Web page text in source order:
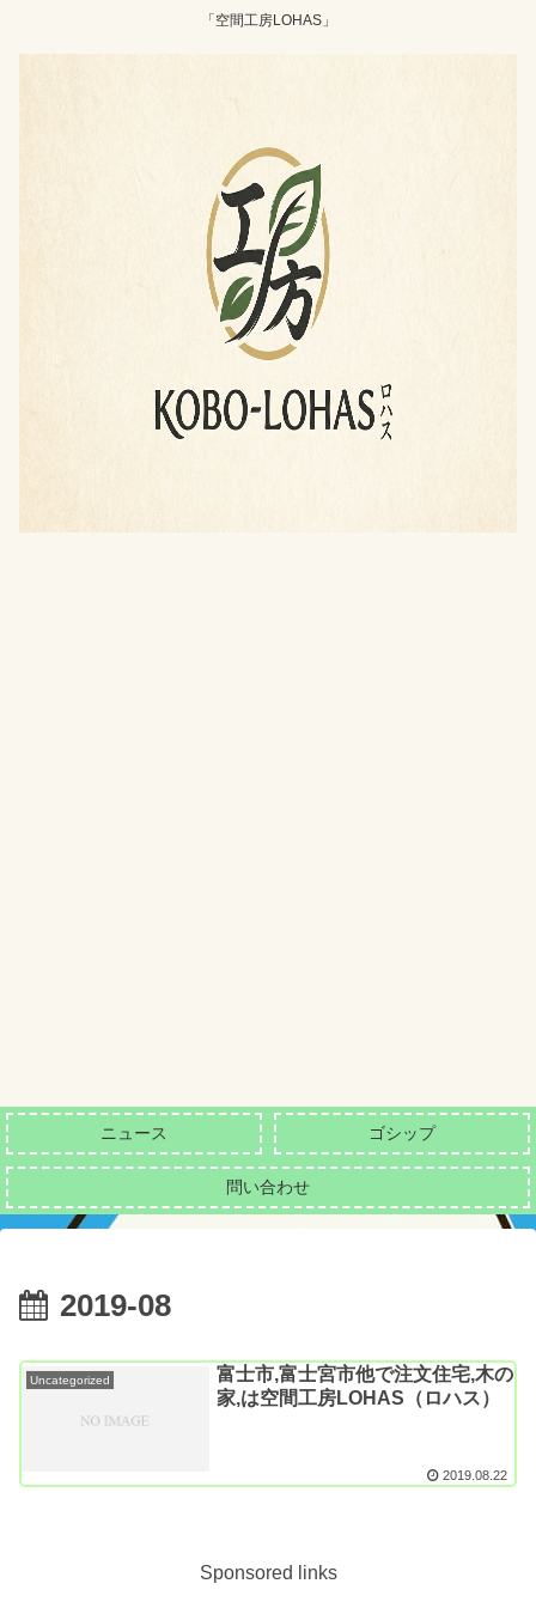
「空間工房LOHAS」
ニュース ゴシップ
問い合わせ
2019-08
Uncategorized
富士市,富士宮市他で注文住宅,木の
家,は空間工房LOHAS（ロハス）
2019.08.22
Sponsored links